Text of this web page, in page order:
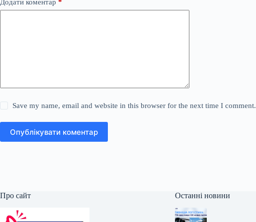
Додати коментар *
Save my name, email and website in this browser for the next time I comment.
Опублікувати коментар
Про сайт Останні новини